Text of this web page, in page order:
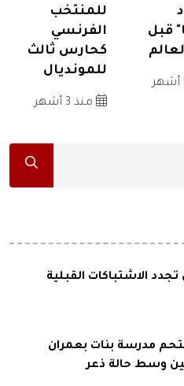
قبل
للمنتخب
الفرنسي
كحارس ثالث
للمونديال
منذ 3 أشهر
الاشتباكات القبلية
مدرسة بنات بعمران
وسط حالة ذعر